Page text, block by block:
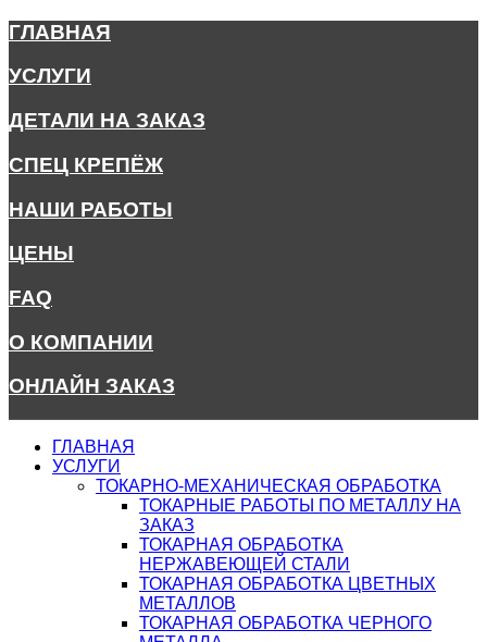
ГЛАВНАЯ
УСЛУГИ
ДЕТАЛИ НА ЗАКАЗ
СПЕЦ КРЕПЁЖ
НАШИ РАБОТЫ
ЦЕНЫ
FAQ
О КОМПАНИИ
ОНЛАЙН ЗАКАЗ
ГЛАВНАЯ
УСЛУГИ
ТОКАРНО-МЕХАНИЧЕСКАЯ ОБРАБОТКА
ТОКАРНЫЕ РАБОТЫ ПО МЕТАЛЛУ НА
ЗАКАЗ
ТОКАРНАЯ ОБРАБОТКА
НЕРЖАВЕЮЩЕЙ СТАЛИ
ТОКАРНАЯ ОБРАБОТКА ЦВЕТНЫХ
МЕТАЛЛОВ
ТОКАРНАЯ ОБРАБОТКА ЧЕРНОГО